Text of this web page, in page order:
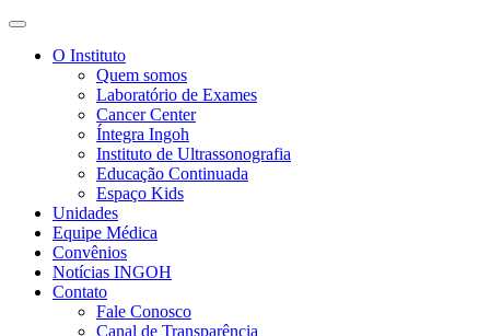
O Instituto
Quem somos
Laboratório de Exames
Cancer Center
Íntegra Ingoh
Instituto de Ultrassonografia
Educação Continuada
Espaço Kids
Unidades
Equipe Médica
Convênios
Notícias INGOH
Contato
Fale Conosco
Canal de Transparência